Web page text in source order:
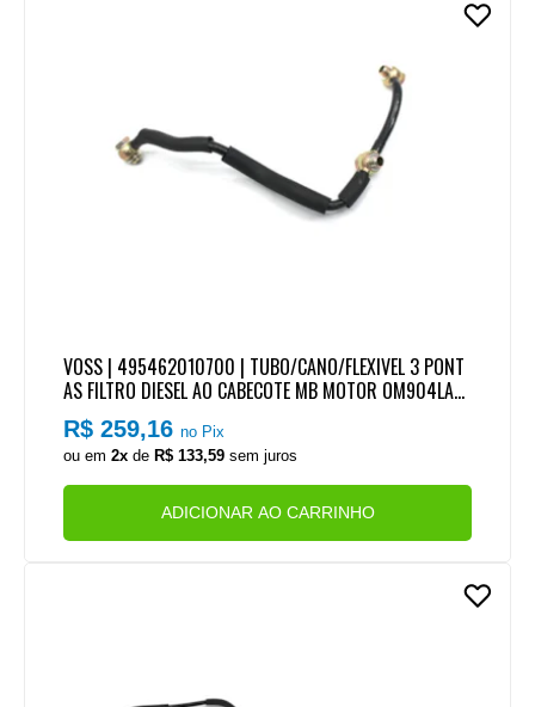
VOSS | 495462010700 | TUBO/CANO/FLEXIVEL 3 PONT
AS FILTRO DIESEL AO CABECOTE MB MOTOR OM904LA/
OM924LA
R$ 259,16no Pix
ou em2x de R$ 133,59 sem juros
ADICIONAR AO CARRINHO